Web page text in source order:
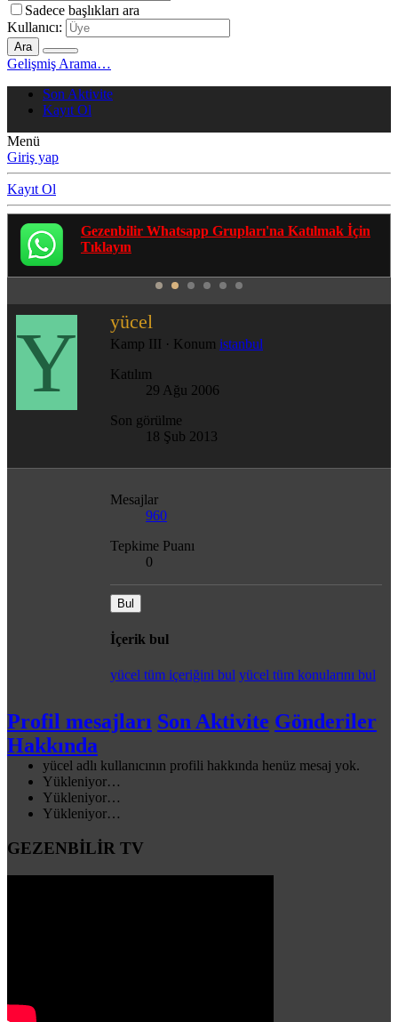
Sadece başlıkları ara
Kullanıcı:
Ara
Gelişmiş Arama…
Son Aktivite
Kayıt Ol
Menü
Giriş yap
Kayıt Ol
Gezenbilir Whatsapp Grupları'na Katılmak İçin
Tıklayın
Y yücel
Kamp III · Konum istanbul
Katılım
29 Ağu 2006
Son görülme
18 Şub 2013
Mesajlar
960
Tepkime Puanı
0
Bul
İçerik bul
yücel tüm içeriğini bul yücel tüm konularını bul
Profil mesajları Son Aktivite Gönderiler
Hakkında
yücel adlı kullanıcının profili hakkında henüz mesaj yok.
Yükleniyor…
Yükleniyor…
Yükleniyor…
GEZENBİLİR TV